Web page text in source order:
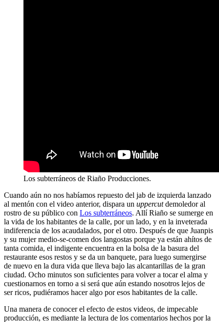
Los subterráneos de Riaño Producciones.
Cuando aún no nos habíamos repuesto del jab de izquierda lanzado
al mentón con el video anterior, dispara un uppercutdemoledor al
rostro de su público con Los subterráneos. Allí Riaño se sumerge en
la vida de los habitantes de la calle, por un lado, y en la inveterada
indiferencia de los acaudalados, por el otro. Después de que Juanpis
y su mujer medio-se-comen dos langostas porque ya están ahítos de
tanta comida, el indigente encuentra en la bolsa de la basura del
restaurante esos restos y se da un banquete, para luego sumergirse
de nuevo en la dura vida que lleva bajo las alcantarillas de la gran
ciudad. Ocho minutos son suficientes para volver a tocar el alma y
cuestionarnos en torno a si será que aún estando nosotros lejos de
ser ricos, pudiéramos hacer algo por esos habitantes de la calle.
Una manera de conocer el efecto de estos videos, de impecable
producción, es mediante la lectura de los comentarios hechos por la